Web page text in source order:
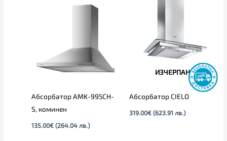
Абсорбатор AMK-995CH-
S, коминен
135.00€ (264.04 лв.)
ИЗЧЕРПАН
Абсорбатор CIELO
319.00€ (623.91 лв.)